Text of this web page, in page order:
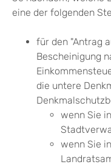
eine der folgenden
für den "Antrag
Bescheinigung
die untere
wenn Sie
wenn Sie